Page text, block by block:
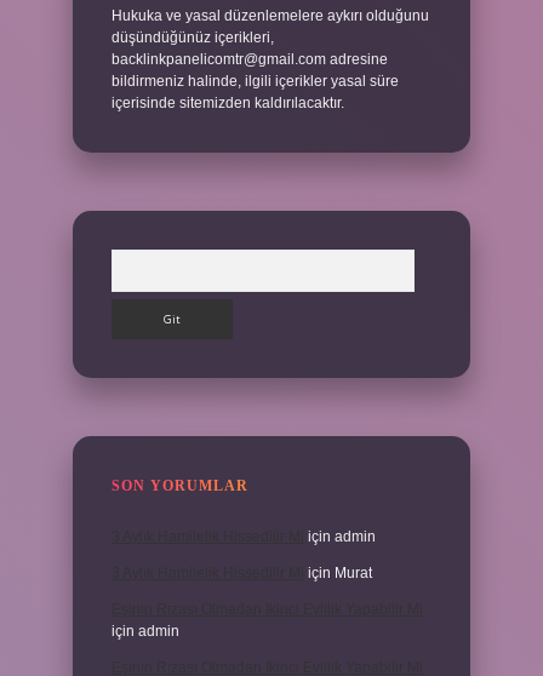
Hukuka ve yasal düzenlemelere aykırı olduğunu
düşündüğünüz içerikleri,
backlinkpanelicomtr@gmail.com adresine
bildirmeniz halinde, ilgili içerikler yasal süre
içerisinde sitemizden kaldırılacaktır.
SON YORUMLAR
için admin
için Murat
için admin